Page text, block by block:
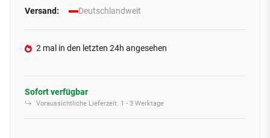
Versand: Deutschlandweit
2 mal in den letzten 24h angesehen
Sofort verfügbar
Voraussichtliche Lieferzeit: 1 - 3 Werktage